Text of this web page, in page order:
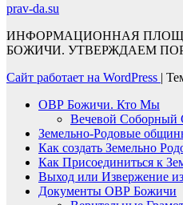
prav-da.su
ИНФОРМАЦИОННАЯ
БОЖИЧИ. УТВЕРЖДАЕМ
Сайт работает на WordPress |
ОВР Божичи. Кто Мы
Вечевой Соборный
Земельно-Родовые
Как создать Земельно
Как Присоединиться к
Выход или Извержение
Документы ОВР Божичи